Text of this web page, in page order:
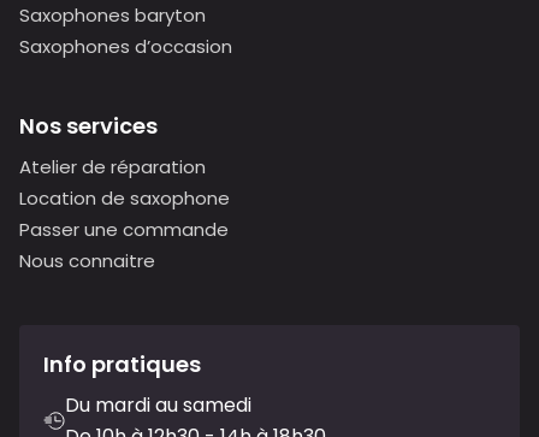
Saxophones baryton
Saxophones d’occasion
Nos services
Atelier de réparation
Location de saxophone
Passer une commande
Nous connaitre
Info pratiques
Du mardi au samedi